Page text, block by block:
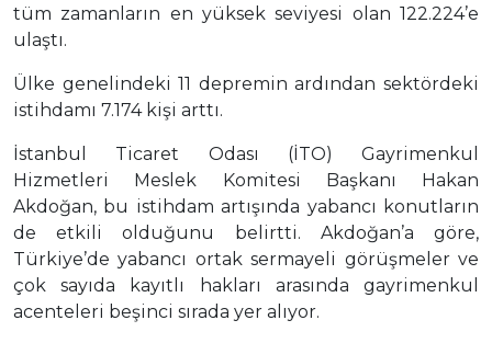
tüm zamanların en yüksek seviyesi olan 122.224’e
ulaştı.
Ülke genelindeki 11 depremin ardından sektördeki
istihdamı 7.174 kişi arttı.
İstanbul Ticaret Odası (İTO) Gayrimenkul
Hizmetleri Meslek Komitesi Başkanı Hakan
Akdoğan, bu istihdam artışında yabancı konutların
de etkili olduğunu belirtti. Akdoğan’a göre,
Türkiye’de yabancı ortak sermayeli görüşmeler ve
çok sayıda kayıtlı hakları arasında gayrimenkul
acenteleri beşinci sırada yer alıyor.